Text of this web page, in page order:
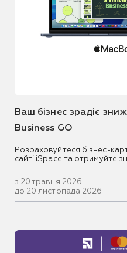
Ваш бізнес зрадіє
Business GO
Розраховуйтеся бізнес-
сайті iSpace та отримуйте
з 20 травня 2026
до 20 листопада 2026